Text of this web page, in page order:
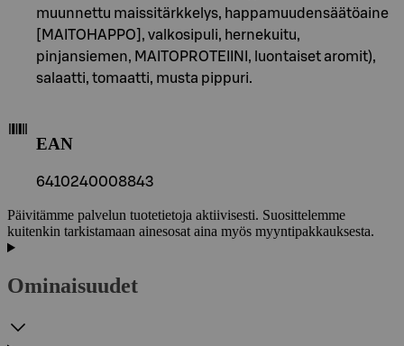
muunnettu maissitärkkelys, happamuudensäätöaine
[MAITOHAPPO], valkosipuli, hernekuitu,
pinjansiemen, MAITOPROTEIINI, luontaiset aromit),
salaatti, tomaatti, musta pippuri.
EAN
6410240008843
Päivitämme palvelun tuotetietoja aktiivisesti. Suosittelemme
kuitenkin tarkistamaan ainesosat aina myös myyntipakkauksesta.
Ominaisuudet